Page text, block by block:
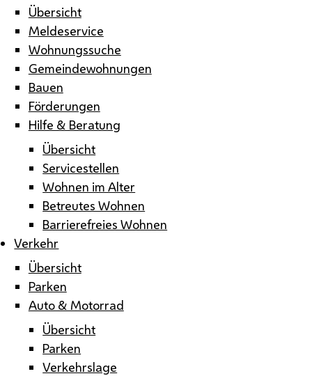
Übersicht
Meldeservice
Wohnungssuche
Gemeindewohnungen
Bauen
Förderungen
Hilfe & Beratung
Übersicht
Servicestellen
Wohnen im Alter
Betreutes Wohnen
Barrierefreies Wohnen
Verkehr
Übersicht
Parken
Auto & Motorrad
Übersicht
Parken
Verkehrslage